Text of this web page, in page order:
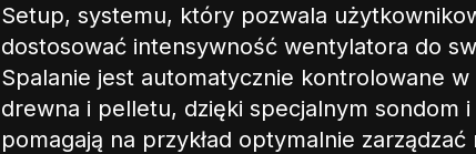
Setup, systemu, który pozwala
dostosować intensywność wentylatora do
Spalanie jest automatycznie kontrolowane
drewna i pelletu, dzięki specjalnym sondom
pomagają na przykład optymalnie